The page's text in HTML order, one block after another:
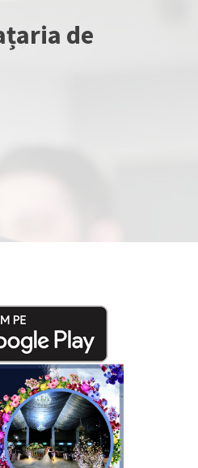
de